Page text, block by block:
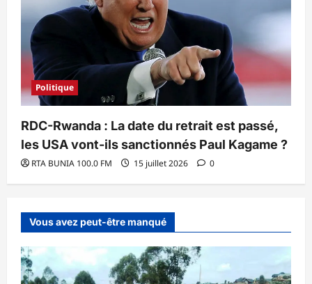
Politique
RDC-Rwanda : La date du retrait est passé,
les USA vont-ils sanctionnés Paul Kagame ?
RTA BUNIA 100.0 FM 15 juillet 2026 0
Vous avez peut-être manqué